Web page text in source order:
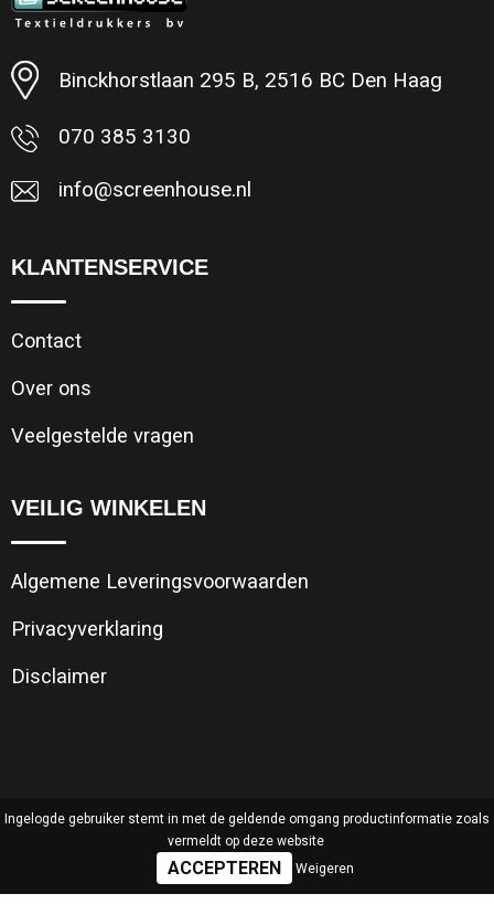
Binckhorstlaan 295 B, 2516 BC Den Haag
070 385 3130
info@screenhouse.nl
KLANTENSERVICE
Contact
Over ons
Veelgestelde vragen
VEILIG WINKELEN
Algemene Leveringsvoorwaarden
Privacyverklaring
Disclaimer
Ingelogde gebruiker stemt in met de geldende omgang productinformatie zoals
vermeldt op deze website
Weigeren